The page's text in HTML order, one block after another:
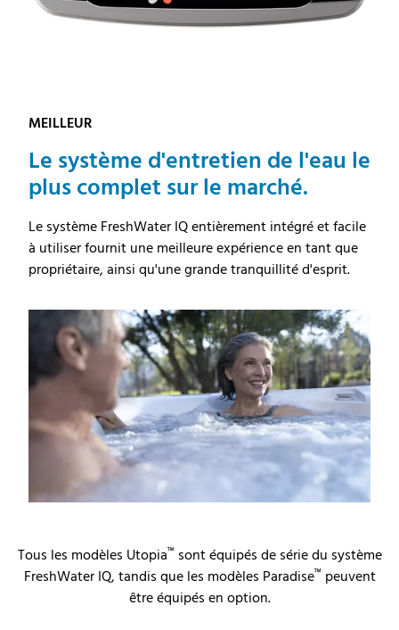
MEILLEUR
Le système d'entretien de l'eau le
plus complet sur le marché.
Le système FreshWater IQ entièrement intégré et facile
à utiliser fournit une meilleure expérience en tant que
propriétaire, ainsi qu'une grande tranquillité d'esprit.
Tous les modèles Utopia™sont équipés de série du système
FreshWater IQ, tandis que les modèles Paradise™peuvent
être équipés en option.